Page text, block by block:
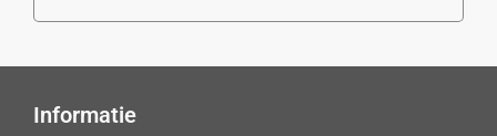
Informatie